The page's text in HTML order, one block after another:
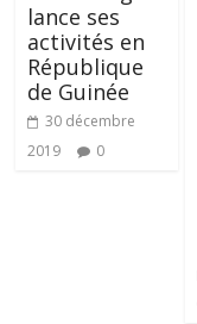
lance ses
activités en
République
de Guinée
30 décembre
2019
0